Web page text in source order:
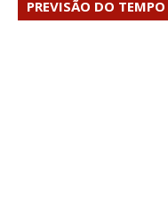
PREVISÃO DO TEMPO